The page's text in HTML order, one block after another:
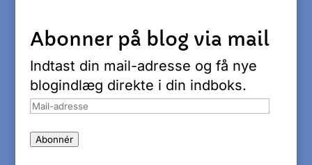
Abonner på blog via mail
Indtast din mail-adresse og få nye
blogindlæg direkte i din indboks.
Mail-
Abonnér